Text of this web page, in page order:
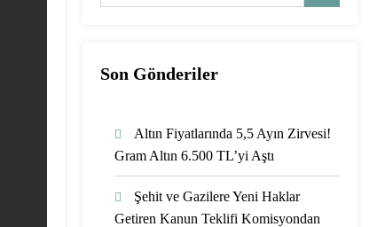
Son Gönderiler
Altın Fiyatlarında 5,5 Ayın Zirvesi!
Gram Altın 6.500 TL’yi Aştı
Şehit ve Gazilere Yeni Haklar
Getiren Kanun Teklifi Komisyondan